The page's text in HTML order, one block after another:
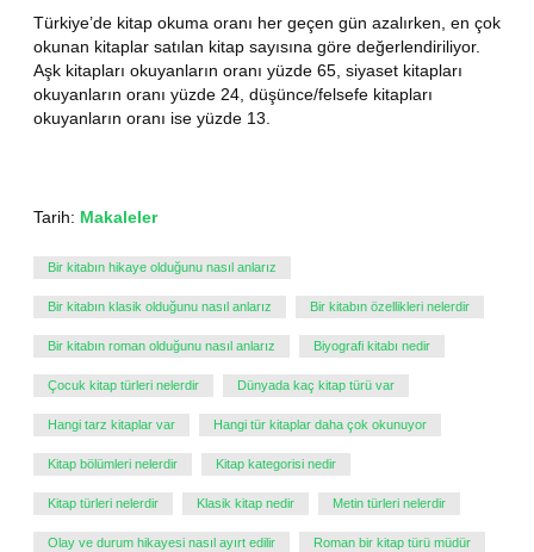
Türkiye’de kitap okuma oranı her geçen gün azalırken, en çok
okunan kitaplar satılan kitap sayısına göre değerlendiriliyor.
Aşk kitapları okuyanların oranı yüzde 65, siyaset kitapları
okuyanların oranı yüzde 24, düşünce/felsefe kitapları
okuyanların oranı ise yüzde 13.
Tarih: Makaleler
Bir kitabın hikaye olduğunu nasıl anlarız
Bir kitabın klasik olduğunu nasıl anlarız Bir kitabın özellikleri nelerdir
Bir kitabın roman olduğunu nasıl anlarız Biyografi kitabı nedir
Çocuk kitap türleri nelerdir Dünyada kaç kitap türü var
Hangi tarz kitaplar var Hangi tür kitaplar daha çok okunuyor
Kitap bölümleri nelerdir Kitap kategorisi nedir
Kitap türleri nelerdir Klasik kitap nedir Metin türleri nelerdir
Olay ve durum hikayesi nasıl ayırt edilir Roman bir kitap türü müdür